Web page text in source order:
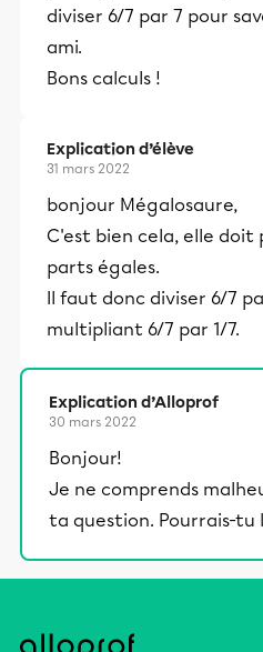
diviser 6/7 par 7 pour
ami.
Bons calculs !
Explication d’élève
31 mars 2022
bonjour Mégalosaure,
C'est bien cela, elle doit
parts égales.
Il faut donc diviser 6/7
multipliant 6/7 par 1/7.
Explication d’Alloprof
30 mars 2022
Bonjour!
Je ne comprends
ta question. Pourrais-tu